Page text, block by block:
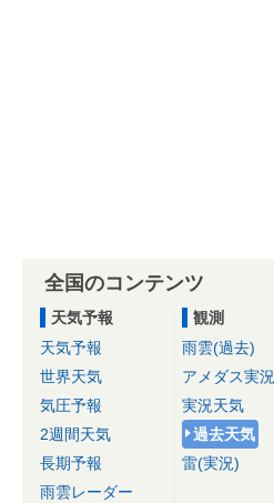
全国のコンテンツ
天気予報
天気予報
世界天気
気圧予報
2週間天気
長期予報
雨雲レーダー
観測
雨雲(過去)
アメダス実況
実況天気
過去天気
雷(実況)